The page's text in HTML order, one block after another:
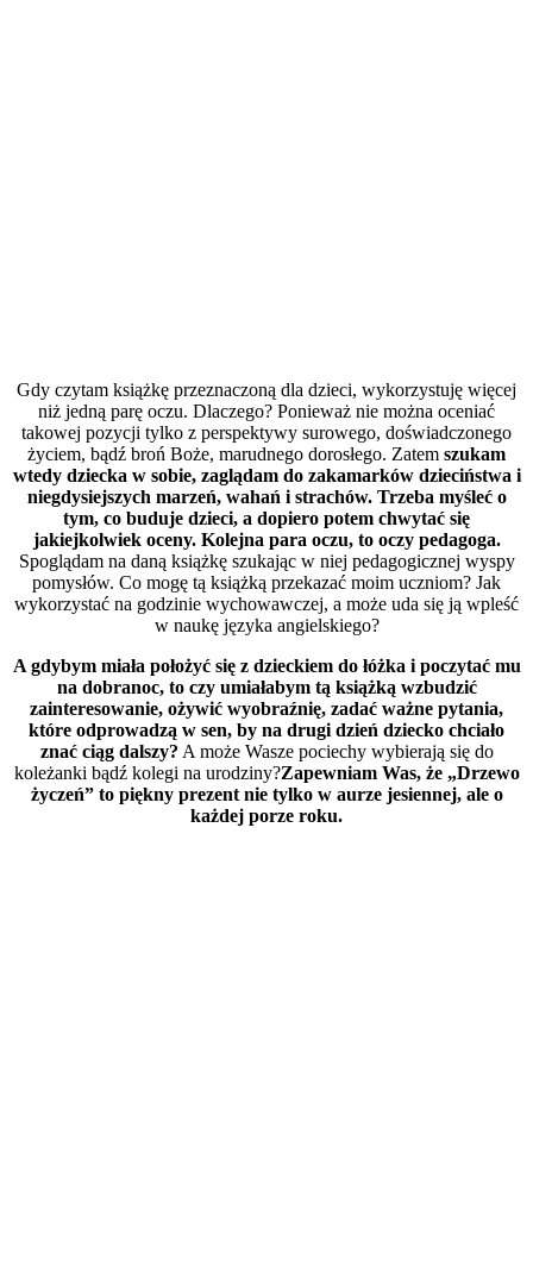
Gdy czytam książkę przeznaczoną dla dzieci, wykorzystuję więcej
niż jedną parę oczu. Dlaczego? Ponieważ nie można oceniać
takowej pozycji tylko z perspektywy surowego, doświadczonego
życiem, bądź broń Boże, marudnego dorosłego. Zatem szukam
wtedy dziecka w sobie, zaglądam do zakamarków dzieciństwa i
niegdysiejszych marzeń, wahań i strachów. Trzeba myśleć o
tym, co buduje dzieci, a dopiero potem chwytać się
jakiejkolwiek oceny. Kolejna para oczu, to oczy pedagoga.
Spoglądam na daną książkę szukając w niej pedagogicznej wyspy
pomysłów. Co mogę tą książką przekazać moim uczniom? Jak
wykorzystać na godzinie wychowawczej, a może uda się ją wpleść
w naukę języka angielskiego?
A gdybym miała położyć się z dzieckiem do łóżka i poczytać mu
na dobranoc, to czy umiałabym tą książką wzbudzić
zainteresowanie, ożywić wyobraźnię, zadać ważne pytania,
które odprowadzą w sen, by na drugi dzień dziecko chciało
znać ciąg dalszy? A może Wasze pociechy wybierają się do
koleżanki bądź kolegi na urodziny?Zapewniam Was, że „Drzewo
życzeń” to piękny prezent nie tylko w aurze jesiennej, ale o
każdej porze roku.